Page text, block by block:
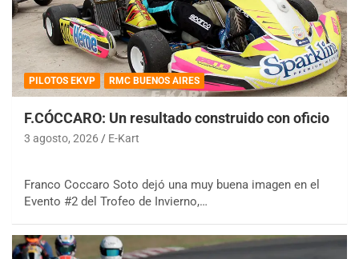
PILOTOS EKVP RMC BUENOS AIRES
F.CÓCCARO: Un resultado construido con oficio
3 agosto, 2026 E-Kart
Franco Coccaro Soto dejó una muy buena imagen en el
Evento #2 del Trofeo de Invierno,…